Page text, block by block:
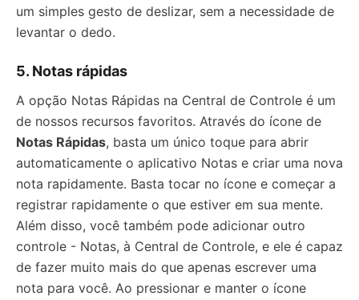
um simples gesto de deslizar, sem a necessidade de
levantar o dedo.
5. Notas rápidas
A opção Notas Rápidas na Central de Controle é um
de nossos recursos favoritos. Através do ícone de
Notas Rápidas, basta um único toque para abrir
automaticamente o aplicativo Notas e criar uma nova
nota rapidamente. Basta tocar no ícone e começar a
registrar rapidamente o que estiver em sua mente.
Além disso, você também pode adicionar outro
controle - Notas, à Central de Controle, e ele é capaz
de fazer muito mais do que apenas escrever uma
nota para você. Ao pressionar e manter o ícone